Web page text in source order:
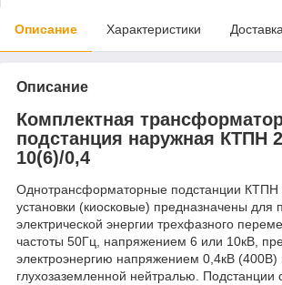
Описание Характеристики Доставка
Описание
Комплектная
подстанция наружная КТПН
10(6)/0,4
Однотрансформаторные подстанции КТПН
установки (киосковые) предназначены для
электрической энергии трехфазного
частоты 50Гц, напряжением 6 или 10кВ,
электроэнергию напряжением 0,4кВ (400В)
глухозаземленной нейтралью. Подстанции